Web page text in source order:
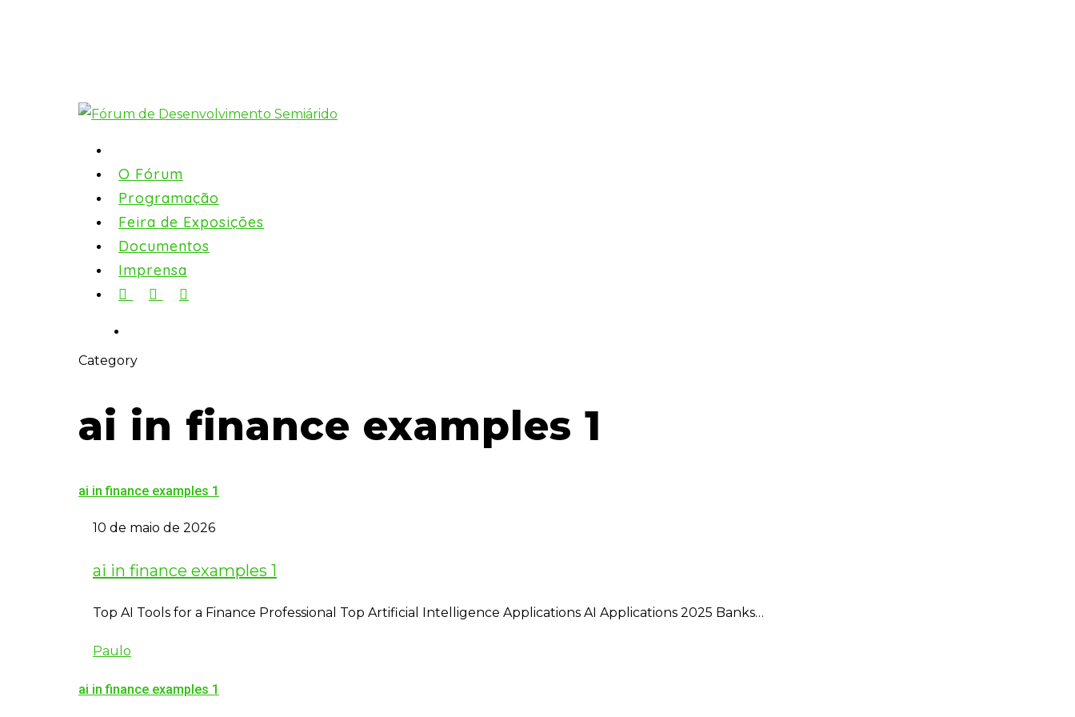
O Fórum
Programação
Feira de Exposições
Documentos
Imprensa
Category
ai in finance examples 1
ai in finance examples 1
10 de maio de 2026
ai in finance examples 1
Top AI Tools for a Finance Professional Top Artificial Intelligence Applications AI Applications 2025 Banks…
Paulo
ai in finance examples 1